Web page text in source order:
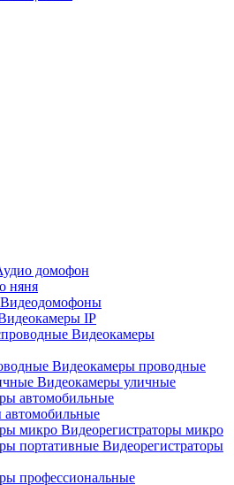
домофон
няня
Видеодомофоны
IP
Видеокамеры
Видеокамеры проводные
Видеокамеры уличные
автомобильные
Видеорегистраторы микро
Видеорегистраторы